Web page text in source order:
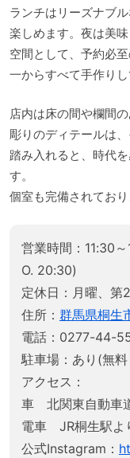
ランチはリーズナブ
楽しめます。夜は美
空間として、予約必至
一からすべて手作り
店内は床の間や欄間
彫りのディテールは
踏み入れると、時代
す。
個室も完備されてお
営業時間：11:30
O. 20:30)
定休日：月曜、第
住所： 群馬県桐生
電話：0277-44-
駐車場：あり(無料
アクセス：
車 北関東自動車
電車 JR桐生駅よ
公式Instagram：